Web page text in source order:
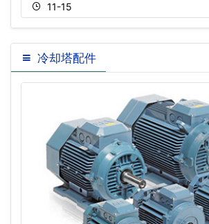
11-15
冷却塔配件